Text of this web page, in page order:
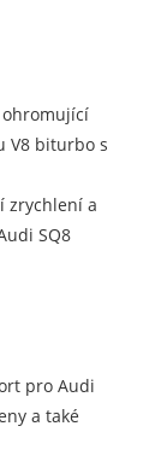
ohromující
V8 biturbo s
zrychlení a
SQ8
pro Audi
a také